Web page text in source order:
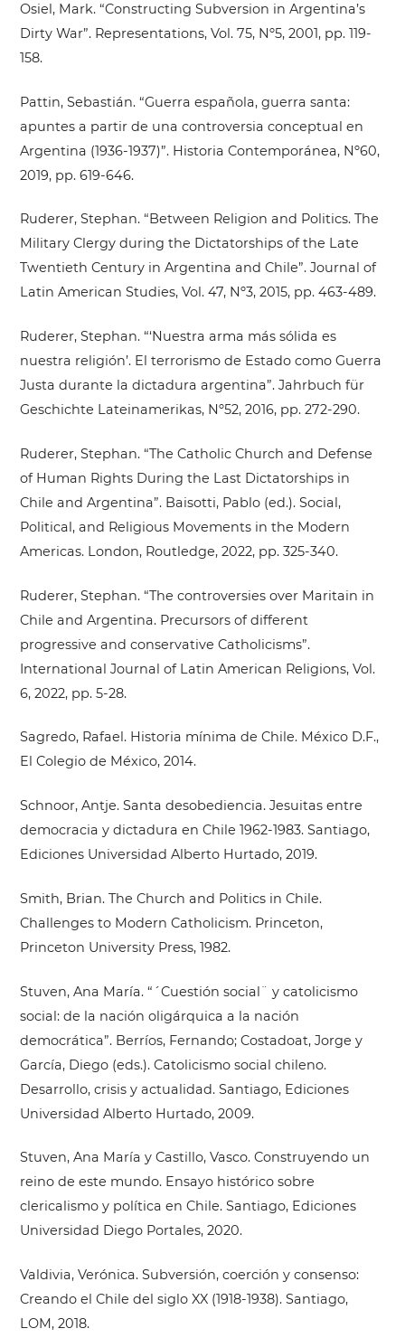
Osiel, Mark. “Constructing Subversion in Argentina’s
Dirty War”. Representations, Vol. 75, Nº5, 2001, pp. 119-
158.
Pattin, Sebastián. “Guerra española, guerra santa:
apuntes a partir de una controversia conceptual en
Argentina (1936-1937)”. Historia Contemporánea, Nº60,
2019, pp. 619-646.
Ruderer, Stephan. “Between Religion and Politics. The
Military Clergy during the Dictatorships of the Late
Twentieth Century in Argentina and Chile”. Journal of
Latin American Studies, Vol. 47, Nº3, 2015, pp. 463-489.
Ruderer, Stephan. “‘Nuestra arma más sólida es
nuestra religión’. El terrorismo de Estado como Guerra
Justa durante la dictadura argentina”. Jahrbuch für
Geschichte Lateinamerikas, Nº52, 2016, pp. 272-290.
Ruderer, Stephan. “The Catholic Church and Defense
of Human Rights During the Last Dictatorships in
Chile and Argentina”. Baisotti, Pablo (ed.). Social,
Political, and Religious Movements in the Modern
Americas. London, Routledge, 2022, pp. 325-340.
Ruderer, Stephan. “The controversies over Maritain in
Chile and Argentina. Precursors of different
progressive and conservative Catholicisms”.
International Journal of Latin American Religions, Vol.
6, 2022, pp. 5-28.
Sagredo, Rafael. Historia mínima de Chile. México D.F.,
El Colegio de México, 2014.
Schnoor, Antje. Santa desobediencia. Jesuitas entre
democracia y dictadura en Chile 1962-1983. Santiago,
Ediciones Universidad Alberto Hurtado, 2019.
Smith, Brian. The Church and Politics in Chile.
Challenges to Modern Catholicism. Princeton,
Princeton University Press, 1982.
Stuven, Ana María. “´Cuestión social¨ y catolicismo
social: de la nación oligárquica a la nación
democrática”. Berríos, Fernando; Costadoat, Jorge y
García, Diego (eds.). Catolicismo social chileno.
Desarrollo, crisis y actualidad. Santiago, Ediciones
Universidad Alberto Hurtado, 2009.
Stuven, Ana María y Castillo, Vasco. Construyendo un
reino de este mundo. Ensayo histórico sobre
clericalismo y política en Chile. Santiago, Ediciones
Universidad Diego Portales, 2020.
Valdivia, Verónica. Subversión, coerción y consenso:
Creando el Chile del siglo XX (1918-1938). Santiago,
LOM, 2018.